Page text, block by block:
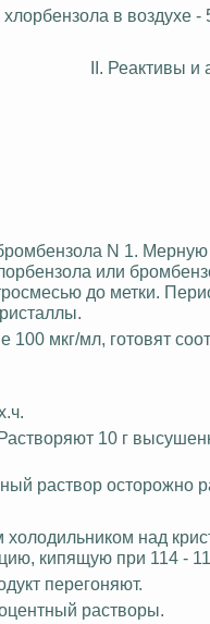
в воздухе -
II. Реактивы и
N 1. Мерную
или
до метки.
мкг/мл, готовят
ч
10 г
раствор осторожно
над
кипящую при 114 -
перегоняют.
растворы.